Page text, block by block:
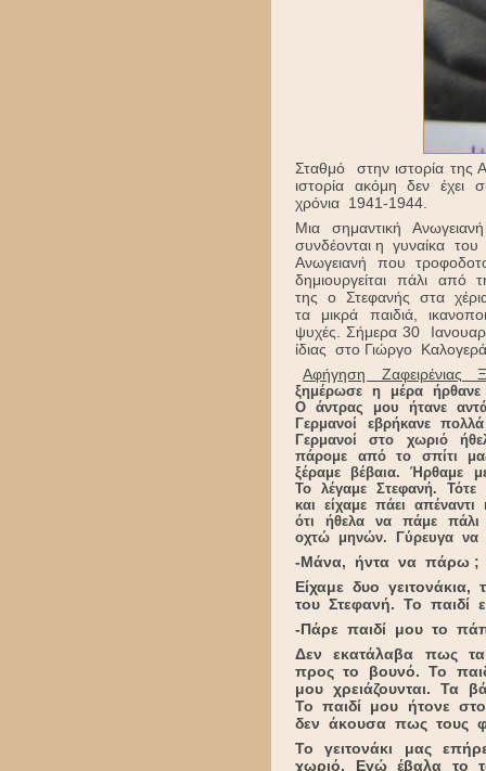
Σταθμό στην ιστορία
ιστορία ακόμη δεν
χρόνια 1941-1944.
Μια σημαντική
συνδέονται η γυναίκα
Ανωγειανή που
δημιουργείται πάλι
της ο Στεφανής στα
τα μικρά παιδιά,
ψυχές. Σήμερα 30
ίδιας στο Γιώργο
Αφήγηση Ζαφειρένιας
ξημέρωσε η μέρα
Ο άντρας μου ήτανε
Γερμανοί εβρήκανε
Γερμανοί στο χωριό
πάρομε από το σπίτι
ξέραμε βέβαια. Ήρθαμε
Το λέγαμε Στεφανή.
και είχαμε πάει
ότι ήθελα να πάμε
οχτώ μηνών. Γύρευγα να
-Μάνα, ήντα να πάρω ;
Είχαμε δυο
του Στεφανή. Το παιδί
-Πάρε παιδί μου το
Δεν εκατάλαβα πως
προς το βουνό. Το
μου χρειάζουνται. Τα
Το παιδί μου ήτονε
δεν άκουσα πως τους
Το γειτονάκι μας
χωριό. Εγώ έβαλα το